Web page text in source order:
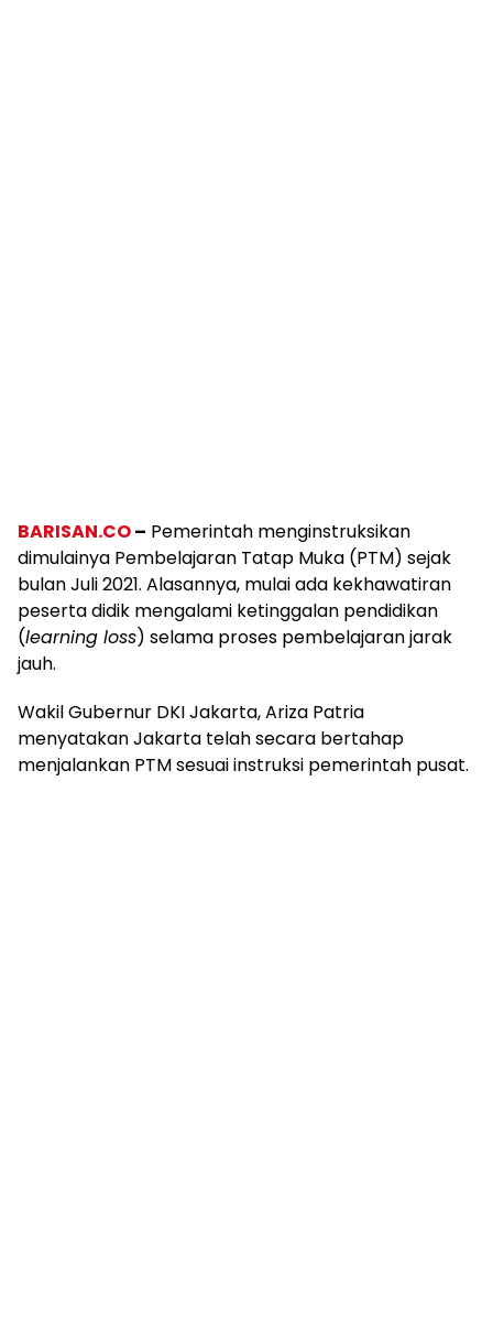
BARISAN.CO– Pemerintah menginstruksikan
dimulainya Pembelajaran Tatap Muka (PTM) sejak
bulan Juli 2021. Alasannya, mulai ada kekhawatiran
peserta didik mengalami ketinggalan pendidikan
(learning loss) selama proses pembelajaran jarak
jauh.
Wakil Gubernur DKI Jakarta, Ariza Patria
menyatakan Jakarta telah secara bertahap
menjalankan PTM sesuai instruksi pemerintah pusat.